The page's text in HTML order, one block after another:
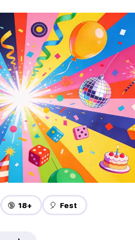
🔞 18+ 🎈 Fest